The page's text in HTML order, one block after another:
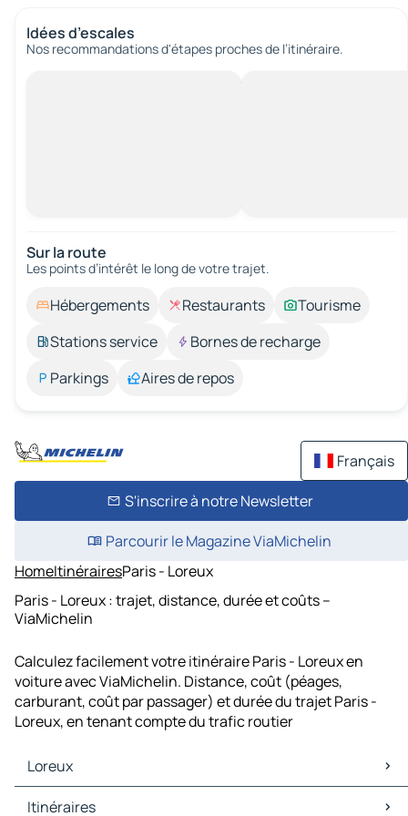
Idées d’escales
Nos recommandations d'étapes proches de l’itinéraire.
Sur la route
Les points d’intérêt le long de votre trajet.
Hébergements Restaurants
Tourisme
Stations service
Bornes de recharge
Parkings
Aires de repos
Français
S'inscrire à notre Newsletter
Parcourir le Magazine ViaMichelin
HomeItinérairesParis - Loreux
Paris - Loreux : trajet, distance, durée et coûts –
ViaMichelin
Calculez facilement votre itinéraire Paris - Loreux en
voiture avec ViaMichelin. Distance, coût (péages,
carburant, coût par passager) et durée du trajet Paris -
Loreux, en tenant compte du trafic routier
Loreux
Loreux Cartes et plans
Itinéraires